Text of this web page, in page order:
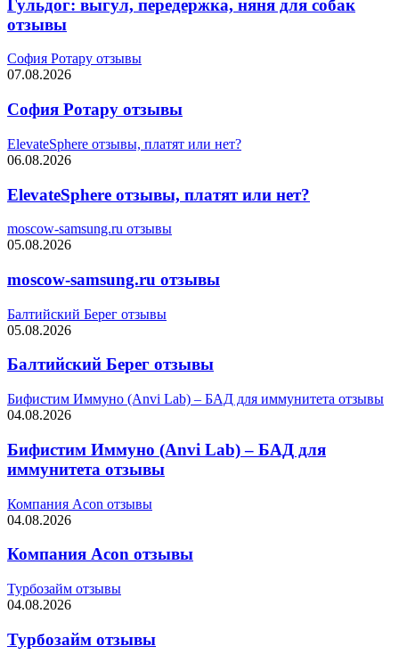
Гульдог: выгул, передержка, няня для собак
отзывы
София Ротару отзывы
07.08.2026
София Ротару отзывы
ElevateSphere отзывы, платят или нет?
06.08.2026
ElevateSphere отзывы, платят или нет?
moscow-samsung.ru отзывы
05.08.2026
moscow-samsung.ru отзывы
Балтийский Берег отзывы
05.08.2026
Балтийский Берег отзывы
Бифистим Иммуно (Anvi Lab) – БАД для иммунитета отзывы
04.08.2026
Бифистим Иммуно (Anvi Lab) – БАД для
иммунитета отзывы
Компания Acon отзывы
04.08.2026
Компания Acon отзывы
Турбозайм отзывы
04.08.2026
Турбозайм отзывы